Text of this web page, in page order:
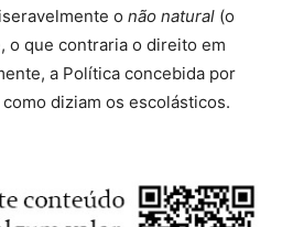
o não natural (o
o que contraria o direito em
a Política concebida por
diziam os escolásticos.